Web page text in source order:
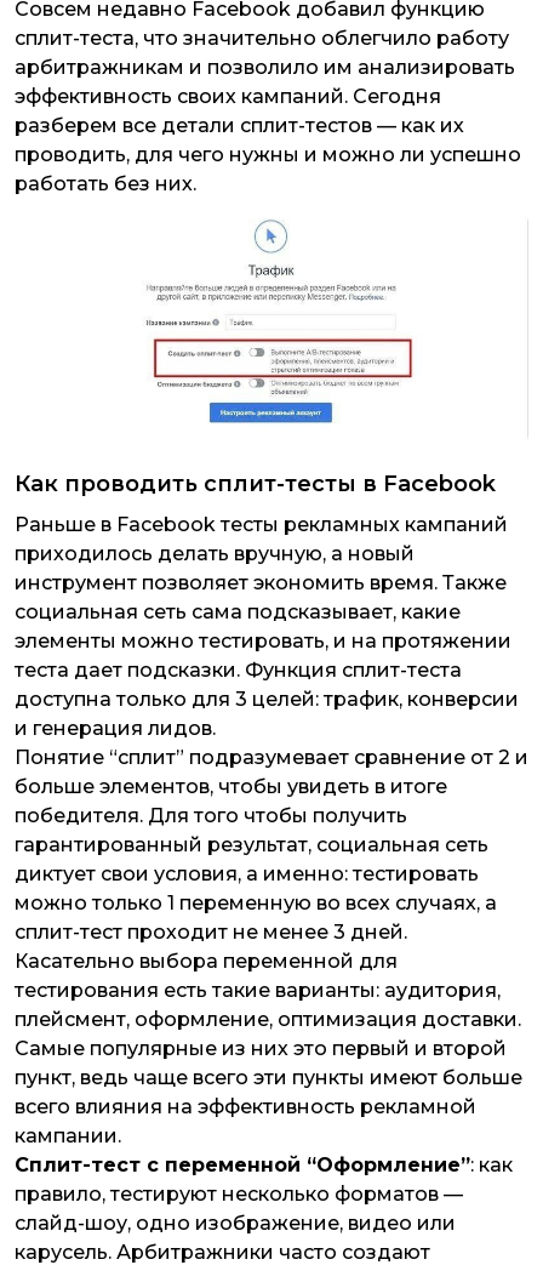
Совсем недавно Facebook добавил функцию
сплит-теста, что значительно облегчило работу
арбитражникам и позволило им анализировать
эффективность своих кампаний. Сегодня
разберем все детали сплит-тестов — как их
проводить, для чего нужны и можно ли успешно
работать без них.
Как проводить сплит-тесты в Facebook
Раньше в Facebook тесты рекламных кампаний
приходилось делать вручную, а новый
инструмент позволяет экономить время. Также
социальная сеть сама подсказывает, какие
элементы можно тестировать, и на протяжении
теста дает подсказки. Функция сплит-теста
доступна только для 3 целей: трафик, конверсии
и генерация лидов.
Понятие “сплит” подразумевает сравнение от 2 и
больше элементов, чтобы увидеть в итоге
победителя. Для того чтобы получить
гарантированный результат, социальная сеть
диктует свои условия, а именно: тестировать
можно только 1 переменную во всех случаях, а
сплит-тест проходит не менее 3 дней.
Касательно выбора переменной для
тестирования есть такие варианты: аудитория,
плейсмент, оформление, оптимизация доставки.
Самые популярные из них это первый и второй
пункт, ведь чаще всего эти пункты имеют больше
всего влияния на эффективность рекламной
кампании.
Сплит-тест с переменной “Оформление”: как
правило, тестируют несколько форматов —
слайд-шоу, одно изображение, видео или
карусель. Арбитражники часто создают